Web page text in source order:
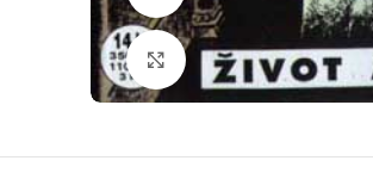
Klikni da povečaš